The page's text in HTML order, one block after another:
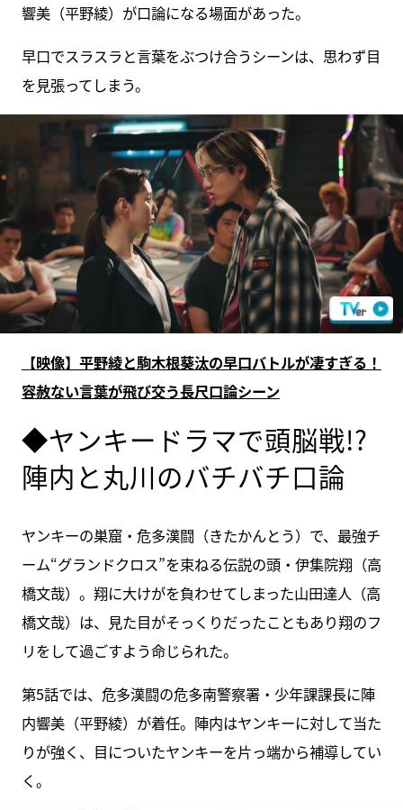
響美（平野綾）が口論になる場面があった。
早口でスラスラと言葉をぶつけ合うシーンは、思わず目
を見張ってしまう。
【映像】平野綾と駒木根葵汰の早口バトルが凄すぎる！
容赦ない言葉が飛び交う長尺口論シーン
◆ヤンキードラマで頭脳戦!?
陣内と丸川のバチバチ口論
ヤンキーの巣窟・危多漢闘（きたかんとう）で、最強チ
ーム“グランドクロス”を束ねる伝説の頭・伊集院翔（高
橋文哉）。翔に大けがを負わせてしまった山田達人（高
橋文哉）は、見た目がそっくりだったこともあり翔のフ
リをして過ごすよう命じられた。
第5話では、危多漢闘の危多南警察署・少年課課長に陣
内響美（平野綾）が着任。陣内はヤンキーに対して当た
りが強く、目についたヤンキーを片っ端から補導してい
く。